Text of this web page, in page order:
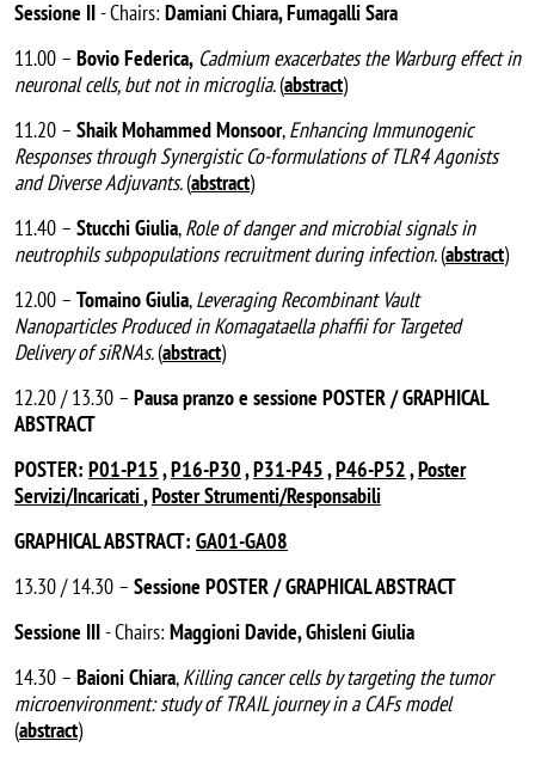
Sessione II- Chairs: Damiani Chiara, Fumagalli Sara
11.00 – Bovio Federica, Cadmium exacerbates the Warburg effect in
neuronal cells, but not in microglia.(abstract)
11.20 – Shaik Mohammed Monsoor,Enhancing Immunogenic
Responses through Synergistic Co-formulations of TLR4 Agonists
and Diverse Adjuvants.(abstract)
11.40 – Stucchi Giulia,Role of danger and microbial signals in
neutrophils subpopulations recruitment during infection.(abstract)
12.00 – Tomaino Giulia,Leveraging Recombinant Vault
Nanoparticles Produced in Komagataella phaffii for Targeted
Delivery of siRNAs.(abstract)
12.20 / 13.30 – Pausa pranzo e sessione POSTER / GRAPHICAL
ABSTRACT
POSTER: P01-P15,P16-P30,P31-P45,P46-P52,Poster
Servizi/Incaricati,Poster Strumenti/Responsabili
GRAPHICAL ABSTRACT: GA01-GA08
13.30 / 14.30 – Sessione POSTER / GRAPHICAL ABSTRACT
Sessione III- Chairs: Maggioni Davide, Ghisleni Giulia
14.30 – Baioni Chiara,Killing cancer cells by targeting the tumor
microenvironment: study of TRAIL journey in a CAFs model
(abstract)